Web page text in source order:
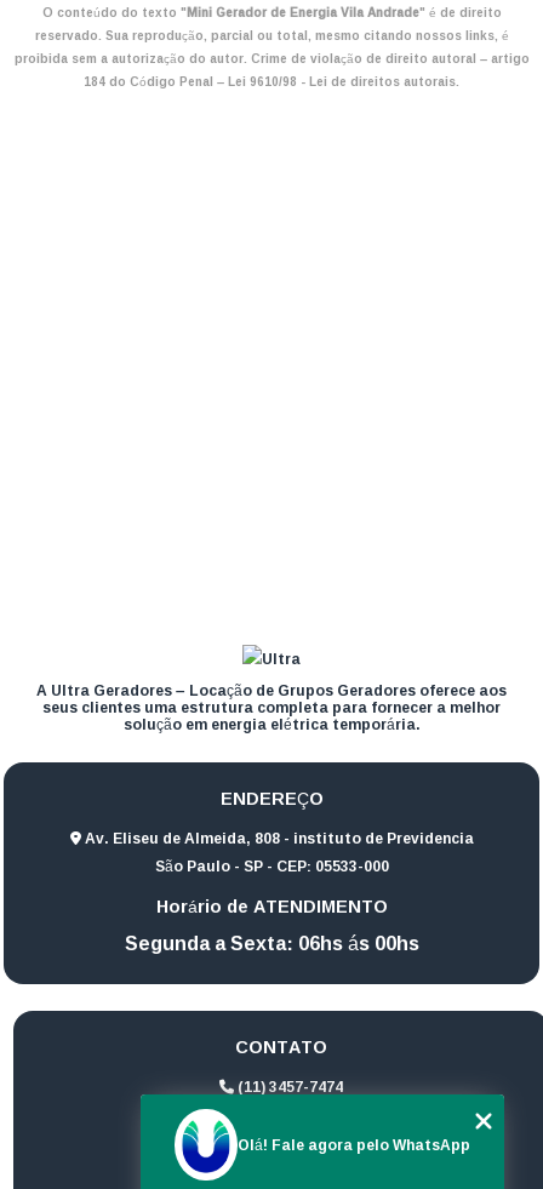
O conteúdo do texto "Mini Gerador de Energia Vila Andrade" é de direito
reservado. Sua reprodução, parcial ou total, mesmo citando nossos links, é
proibida sem a autorização do autor. Crime de violação de direito autoral – artigo
184 do Código Penal –Lei 9610/98 - Lei de direitos autorais.
A Ultra Geradores – Locação de Grupos Geradores oferece aos
seus clientes uma estrutura completa para fornecer a melhor
solução em energia elétrica temporária.
ENDEREÇO
Av. Eliseu de Almeida, 808 - instituto de Previdencia
São Paulo - SP - CEP: 05533-000
Horário de ATENDIMENTO
Segunda a Sexta: 06hs ás 00hs
CONTATO
(11) 3457-7474
(11) 94172-1974
contato@ultrageradores.com
Olá! Fale agora pelo WhatsApp